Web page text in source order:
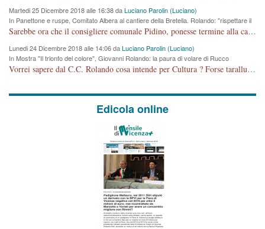
Martedi 25 Dicembre 2018 alle 16:38 daLuciano Parolin (Luciano)
In Panettone e ruspe, Comitato Albera al cantiere della Bretella. Rolando: "rispettare il
cronoprogramma"
Sarebbe ora che il consigliere comunale Pidino, ponesse termine alla campagna elettorale nel territorio del suo seggio Villaggio del Sole. La tiraca è iniziata, distruggerà 6 km di prateria ovest della città, ricca di fonti e sorgenti d'acqua. I cittadini di Maddalene non avranno più Pace la notte. Molta colpa per la costruzione di questa Strada è proprio del signor Rolando,dei suoi gazebo mobili e che vuol far passare questa opera VANDALICA come progetto "utile" a chi ? Non è cosa seria sig. Rolando!
Lunedi 24 Dicembre 2018 alle 14:06 daLuciano Parolin (Luciano)
In Mostra "Il trionfo del colore", Giovanni Rolando: la paura di volare di Rucco
Vorrei sapere dal C.C. Rolando cosa intende per Cultura ? Forse tarallucci, vino e sagre, o spaghetti tricolori del PD ? Il continuo (s)parlare della mostra a Palazzo Chiericati caro consigliere DANNEGGIA FORTEMENTE l'immagine della città TUTTA e fa deviare i consensi che in RUSSIA (badi bene ex U.R.S.S.) sono ECCELLENTI. A livello artistico l'evento è di alta Valenza culturale, COMPITO di Tutta la Cittadinanza fare il possibile per propagandare l'iniziativa senza farne UN CASO PARTITICO come fa Lei da sempre. Meno Gazebo + Partecipazione! E così sia. Amen.
Edicola online